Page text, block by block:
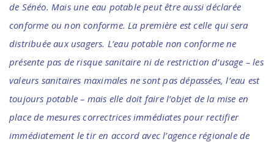
de Sénéo. Mais une eau potable peut être aussi déclarée
conforme ou non conforme. La première est celle qui sera
distribuée aux usagers. L’eau potable non conforme ne
présente pas de risque sanitaire ni de restriction d’usage – les
valeurs sanitaires maximales ne sont pas dépassées, l’eau est
toujours potable – mais elle doit faire l’objet de la mise en
place de mesures correctrices immédiates pour rectifier
immédiatement le tir en accord avec l’agence régionale de